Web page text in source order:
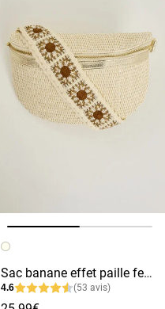
Image précédente
Image suivante
Sac banane effet paille femme
4.6 (53 avis)